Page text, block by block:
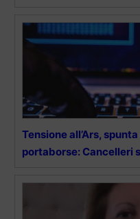
Tensione all’Ars,
portaborse: Cancelleri